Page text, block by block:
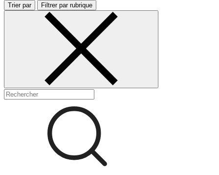
Trier par Filtrer par rubrique